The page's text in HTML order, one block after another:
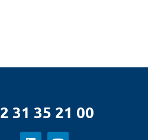
31 35 21 00